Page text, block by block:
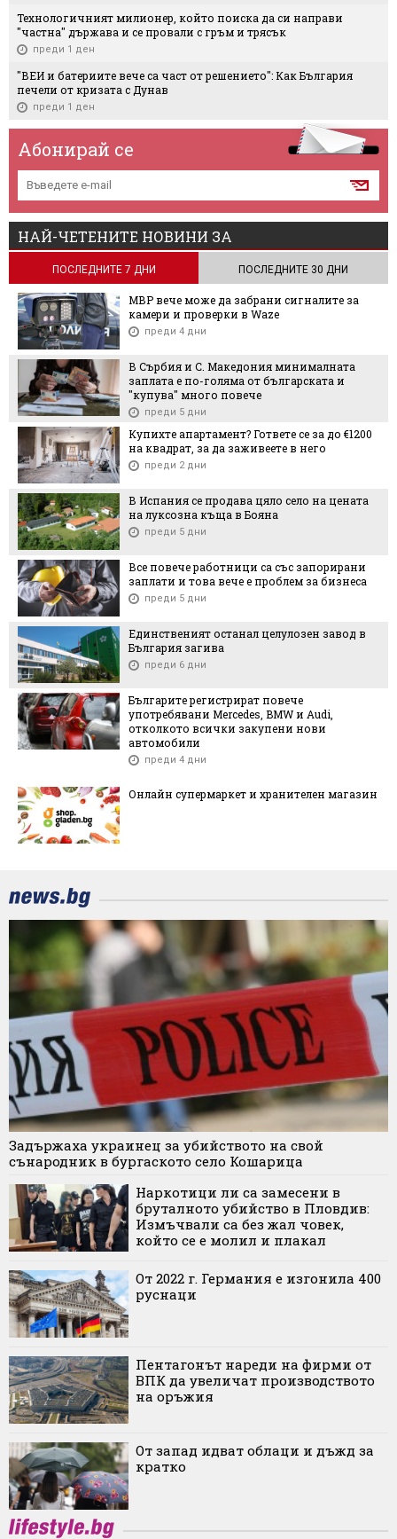
Технологичният милионер, който поиска да си направи
"частна" държава и се провали с гръм и трясък
преди 1 ден
"ВЕИ и батериите вече са част от решението": Как България
печели от кризата с Дунав
преди 1 ден
Абонирай се
НАЙ-ЧЕТЕНИТЕ НОВИНИ ЗА
ПОСЛЕДНИТЕ 7 ДНИ ПОСЛЕДНИТЕ 30 ДНИ
МВР вече може да забрани сигналите за
камери и проверки в Waze
преди 4 дни
В Сърбия и С. Македония минималната
заплата е по-голяма от българската и
"купува" много повече
преди 5 дни
Купихте апартамент? Гответе се за до €1200
на квадрат, за да заживеете в него
преди 2 дни
В Испания се продава цяло село на цената
на луксозна къща в Бояна
преди 5 дни
Все повече работници са със запорирани
заплати и това вече е проблем за бизнеса
преди 5 дни
Единственият останал целулозен завод в
България загива
преди 6 дни
Българите регистрират повече
употребявани Mercedes, BMW и Audi,
отколкото всички закупени нови
автомобили
преди 4 дни
Онлайн супермаркет и хранителен магазин
Задържаха украинец за убийството на свой
сънародник в бургаското село Кошарица
Наркотици ли са замесени в
бруталното убийство в Пловдив:
Измъчвали са без жал човек,
който се е молил и плакал
От 2022 г. Германия е изгонила 400
руснаци
Пентагонът нареди на фирми от
ВПК да увеличат производството
на оръжия
От запад идват облаци и дъжд за
кратко